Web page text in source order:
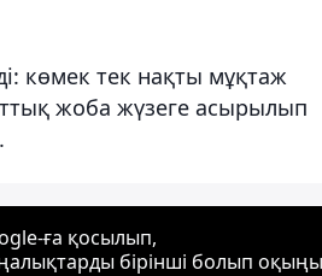
көмек тек нақты мұқтаж
жоба жүзеге асырылып
ға қосылып,
бірінші болып